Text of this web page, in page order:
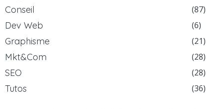
Conseil (87)
Dev Web (6)
Graphisme (21)
Mkt&Com (28)
SEO (28)
Tutos (36)